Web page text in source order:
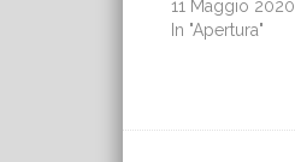
11 Maggio 2020
In "Apertura"